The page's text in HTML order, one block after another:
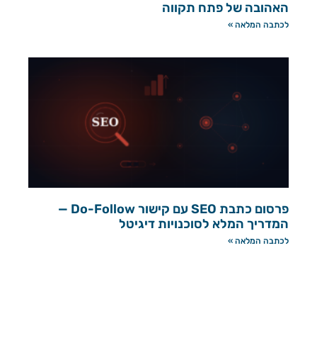
האהובה של פתח תקווה
לכתבה המלאה »
פרסום כתבת SEO עם קישור Do-Follow —
המדריך המלא לסוכנויות דיגיטל
לכתבה המלאה »